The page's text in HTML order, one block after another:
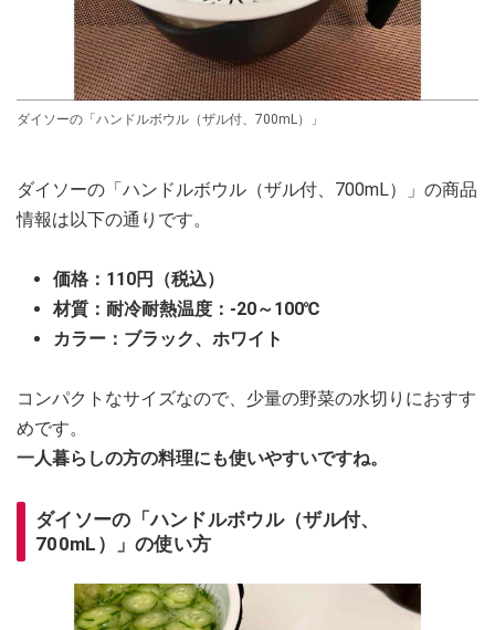
ダイソーの「ハンドルボウル（ザル付、700mL）」
ダイソーの「ハンドルボウル（ザル付、700mL）」の商品
情報は以下の通りです。
価格：110円（税込）
材質：耐冷耐熱温度：-20～100℃
カラー：ブラック、ホワイト
コンパクトなサイズなので、少量の野菜の水切りにおすす
めです。
一人暮らしの方の料理にも使いやすいですね。
ダイソーの「ハンドルボウル（ザル付、
700mL）」の使い方